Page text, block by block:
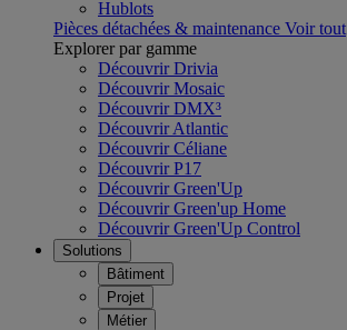
Hublots
Pièces détachées & maintenance Voir tout
Explorer par gamme
Découvrir Drivia
Découvrir Mosaic
Découvrir DMX³
Découvrir Atlantic
Découvrir Céliane
Découvrir P17
Découvrir Green'Up
Découvrir Green'up Home
Découvrir Green'Up Control
Solutions
Bâtiment
Projet
Métier